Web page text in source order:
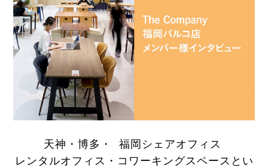
天神・博多・ 福岡シェアオフィス
レンタルオフィス・ コワーキングスペースとい